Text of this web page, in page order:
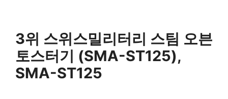
3위 스위스밀리터리 스팀 오븐
토스터기 (SMA-ST125),
SMA-ST125